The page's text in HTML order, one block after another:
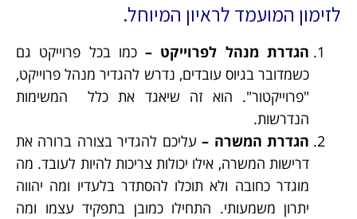
לזימון המועמד לראיון המיוחל.
הגדרת מנהל לפרוייקט –כמו בכל פרוייקט גם
כשמדובר בגיוס עובדים, נדרש להגדיר מנהל פרוייקט,
"פרוייקטור". הוא זה שיאגד את כלל המשימות
הנדרשות.
הגדרת המשרה –עליכם להגדיר בצורה ברורה את
דרישות המשרה, אילו יכולות צריכות להיות לעובד. מה
מוגדר כחובה ולא תוכלו להסתדר בלעדיו ומה יהווה
יתרון משמעותי. התחילו כמובן בתפקיד עצמו ומה